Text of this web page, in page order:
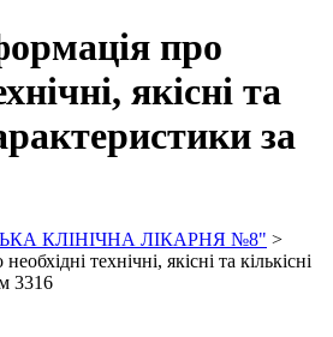
про
якісні та
за
КЛІНІЧНА ЛІКАРНЯ №8" >
технічні, якісні та кількісні
3316